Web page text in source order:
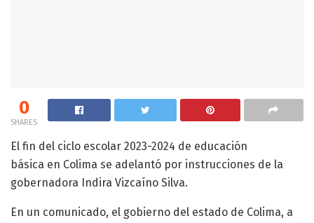
0
SHARES
El fin del ciclo escolar 2023-2024 de educación
básica en Colima se adelantó por instrucciones de la
gobernadora Indira Vizcaíno Silva.
En un comunicado, el gobierno del estado de Colima, a